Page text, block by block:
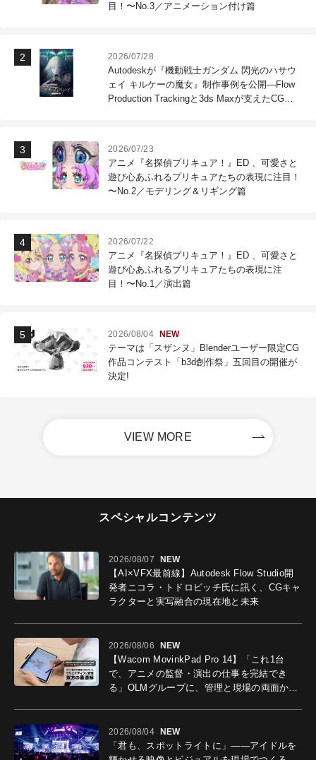
目！〜No.3／アニメーション付け篇
2026/07/28
Autodeskが『機動戦士ガンダム 閃光のハサウ
ェイ キルケーの魔女』制作事例を公開―Flow
Production Trackingと3ds Maxが支えたCG制
2026/07/23
アニメ『名探偵プリキュア！』ED 、可愛さと
遊び心あふれるプリキュアたちの表現に注目！
〜No.2／モデリング＆リギング篇
2026/07/22
アニメ『名探偵プリキュア！』ED 、可愛さと
遊び心あふれるプリキュアたちの表現に注
目！〜No.1／演出篇
2026/08/04 NEW
テーマは「スザンヌ」Blenderユーザー限定CG
作品コンテスト「b3d創作祭」五回目の開催が
決定!
VIEW MORE
スペシャルコンテンツ
2026/08/07 NEW
【AI×VFX最前線】Autodesk Flow Studio開
発者ニコラ・トドロビッチ氏に訊く、CGキャ
ラクターと実写融合の現在地と未来
2026/08/06 NEW
【Wacom MovinkPad Pro 14】「これ1台
で、アニメの監督・演出の仕事を完結でき
る」OLMグループに、管理と現場の両面から
2026/08/04 NEW
「君も、スポットライトに」――アイドルを